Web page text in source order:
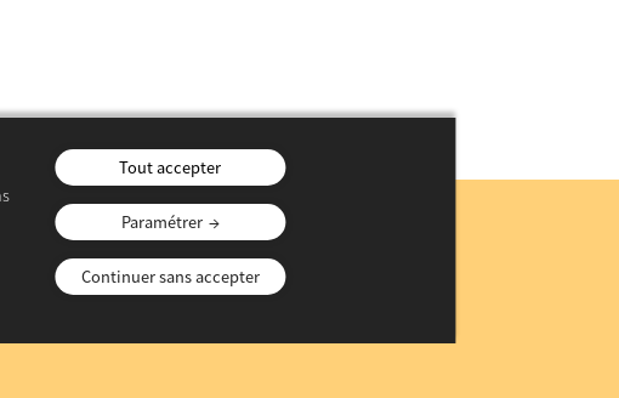
Tout accepter
Paramétrer
Continuer sans accepter